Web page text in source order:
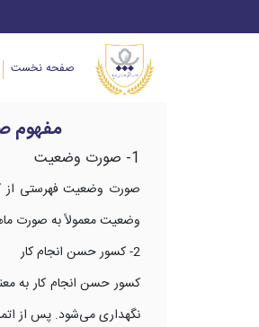
صفحه نخست
مفهوم
1- صورت وضعیت
صورت وضعیت فهرستی از
وضعیت معمولاً به صورت
2- کسور حسن انجام کار
نگهداری می‌شود. پس از